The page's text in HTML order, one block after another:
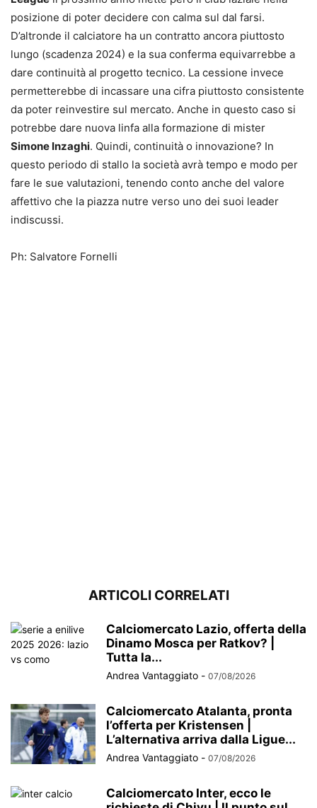
posizione di poter decidere con calma sul dal farsi.
D’altronde il calciatore ha un contratto ancora piuttosto
lungo (scadenza 2024) e la sua conferma equivarrebbe a
dare continuità al progetto tecnico. La cessione invece
permetterebbe di incassare una cifra piuttosto consistente
da poter reinvestire sul mercato. Anche in questo caso si
potrebbe dare nuova linfa alla formazione di mister
Simone Inzaghi. Quindi, continuità o innovazione? In
questo periodo di stallo la società avrà tempo e modo per
fare le sue valutazioni, tenendo conto anche del valore
affettivo che la piazza nutre verso uno dei suoi leader
indiscussi.
Ph: Salvatore Fornelli
ARTICOLI CORRELATI
Calciomercato Lazio, offerta della
Dinamo Mosca per Ratkov? |
Tutta la...
Andrea Vantaggiato - 07/08/2026
Calciomercato Atalanta, pronta
l’offerta per Kristensen |
L’alternativa arriva dalla Ligue...
Andrea Vantaggiato - 07/08/2026
Calciomercato Inter, ecco le